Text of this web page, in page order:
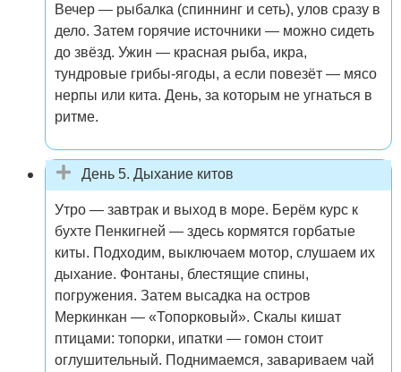
Вечер — рыбалка (спиннинг и сеть), улов сразу в
дело. Затем горячие источники — можно сидеть
до звёзд. Ужин — красная рыба, икра,
тундровые грибы-ягоды, а если повезёт — мясо
нерпы или кита. День, за которым не угнаться в
ритме.
День 5. Дыхание китов
Утро — завтрак и выход в море. Берём курс к
бухте Пенкигней — здесь кормятся горбатые
киты. Подходим, выключаем мотор, слушаем их
дыхание. Фонтаны, блестящие спины,
погружения. Затем высадка на остров
Меркинкан — «Топорковый». Скалы кишат
птицами: топорки, ипатки — гомон стоит
оглушительный. Поднимаемся, завариваем чай